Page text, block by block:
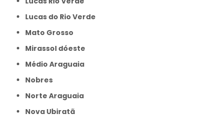
Lucas do Rio Verde
Mato Grosso
Mirassol dóeste
Médio Araguaia
Nobres
Norte Araguaia
Nova Ubiratã